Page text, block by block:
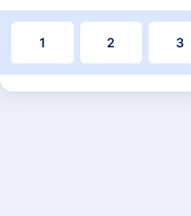
1 2 3